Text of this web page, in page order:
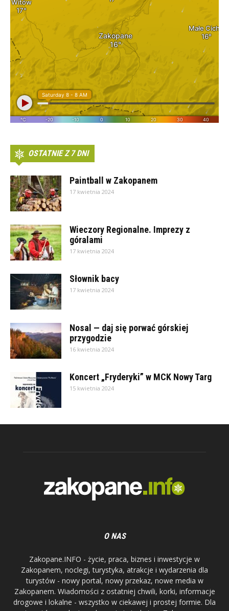
OSTATNIE Z 7 DNI
Paintball w Zakopanem
17 kwietnia 2024
Wieczory Regionalne. Imprezy z
góralami
17 kwietnia 2024
Słownik bacy
17 kwietnia 2024
Nosal — daj się porwać górskiej
przygodzie
16 kwietnia 2024
Koncert „Fryderyki” w MCK Nowy Targ
15 kwietnia 2024
O NAS
Zakopane.INFO - życie, praca, biznes i inwestycje w
Zakopanem, noclegi, turystyka, atrakcje i wydarzenia dla
turystów - nowy portal, nowy przekaz, nowe media w
Zakopanem. Wiadomości z ostatniej chwili, korki, informacje
drogowe i lokalne - wszystko w ciekawej i prostej formie. Dla